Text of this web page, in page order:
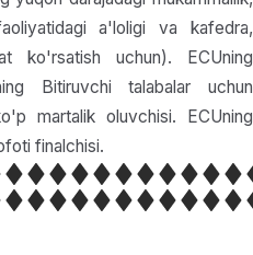
a'loligi va kafedra,
ko'rsatish uchun). ECUning
Bitiruvchi talabalar uchun
martalik oluvchisi. ECUning
finalchisi.